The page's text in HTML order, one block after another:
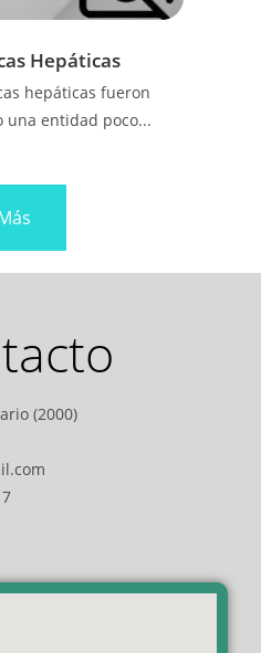
Hepáticas
hepáticas fueron
una entidad poco...
(2000)